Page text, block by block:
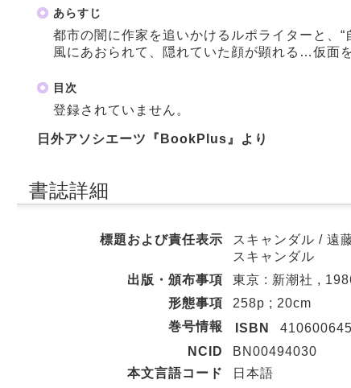
あらすじ
都市の闇に作家を追いかけるルポライターと、
風にあおられて、隠れていた顔が顕れる…仮面
目次
登録されていません。
日外アソシエーツ『BookPlus』より
書誌詳細
標題および責任表示
スキャンダル / 遠
スキャンダル
出版・頒布事項
東京 : 新潮社 ,
形態事項
258p ; 20cm
巻号情報
ISBN
NCID
BN00494030
本文言語コード
日本語